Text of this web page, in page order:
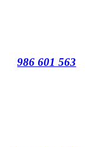
986 601 563